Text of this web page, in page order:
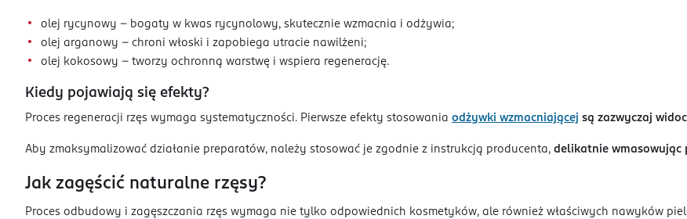
olej rycynowy – bogaty w kwas rycynolowy, skutecznie wzmacnia i odżywia;
olej arganowy – chroni włoski i zapobiega utracie nawilżeni;
olej kokosowy – tworzy ochronną warstwę i wspiera regenerację.
Kiedy pojawiają się efekty?
Proces regeneracji rzęs wymaga systematyczności. Pierwsze efekty stosowania odżywki wzmacniającej są zazwyczaj
Aby zmaksymalizować działanie preparatów, należy stosować je zgodnie z instrukcją producenta, delikatnie wmasowując
Jak zagęścić naturalne rzęsy?
Proces odbudowy i zagęszczania rzęs wymaga nie tylko odpowiednich kosmetyków, ale również właściwych nawyków